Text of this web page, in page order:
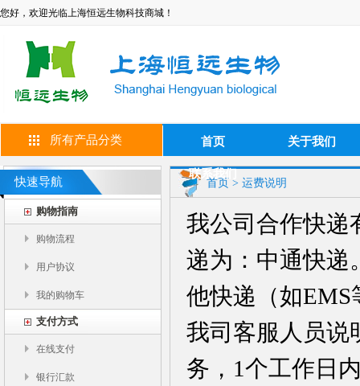
您好，欢迎光临上海恒远生物科技商城！
所有产品分类 首页 关于我们
联系我们
快速导航
购物指南
购物流程
用户协议
我的购物车
支付方式
在线支付
银行汇款
首页 > 运费说明
我公司合作快递
递为：中通快递
他快递（如
我司客服人员说
务，1个工作日